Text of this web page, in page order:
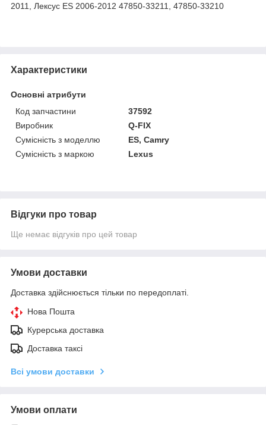
2011, Лексус ES 2006-2012 47850-33211, 47850-33210
Характеристики
Основні атрибути
Код запчастини
37592
Виробник
Q-FIX
Сумісність з моделлю
ES, Camry
Сумісність з маркою
Lexus
Відгуки про товар
Ще немає відгуків про цей товар
Умови доставки
Доставка здійснюється тільки по передоплаті.
Нова Пошта
Курерська доставка
Доставка таксі
Всі умови доставки
Умови оплати